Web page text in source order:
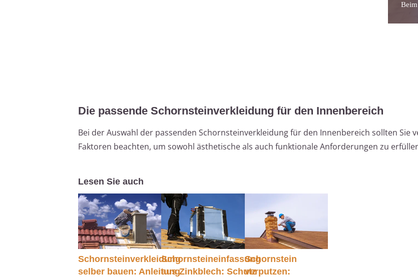
Die passende Schornsteinverkleidung für den Innenbereich
Bei der Auswahl der passenden Schornsteinverkleidung für den Innenbereich sollten Sie
Faktoren beachten, um sowohl ästhetische als auch funktionale Anforderungen zu
Lesen Sie auch
Schornsteinverkleidung
selber bauen: Anleitung
Schornsteineinfassung
aus Zinkblech: Schutz
Schornstein
verputzen: